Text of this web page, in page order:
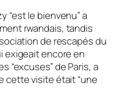
“est le bienvenu” a
rwandais, tandis
de rescapés du
exigeait encore en
“excuses” de Paris, a
cette visite était “une